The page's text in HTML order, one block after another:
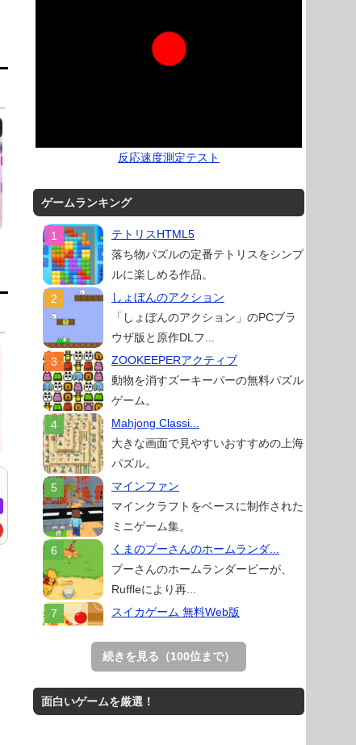
反応速度測定テスト
ゲームランキング
テトリスHTML5
落ち物パズルの定番テトリスをシンプ
ルに楽しめる作品。
しょぼんのアクション
「しょぼんのアクション」のPCブラ
ウザ版と原作DLフ...
ZOOKEEPERアクティブ
動物を消すズーキーパーの無料パズル
ゲーム。
Mahjong Classi...
大きな画面で見やすいおすすめの上海
パズル。
マインファン
マインクラフトをベースに制作された
ミニゲーム集。
くまのプーさんのホームランダ...
プーさんのホームランダービーが、
Ruffleにより再...
スイカゲーム 無料Web版
無料Web版。
Mahjong Real
リアルな麻雀牌を使う18種類の上海
ゲーム。
続きを見る（100位まで）
面白いゲームを厳選！